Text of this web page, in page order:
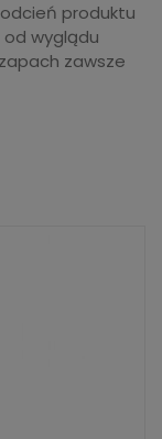
produktu
od wyglądu
zawsze